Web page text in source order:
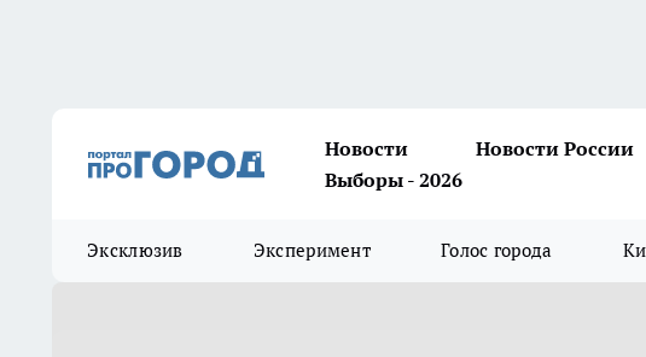
Новости Новости России
Выборы - 2026
Эксклюзив Эксперимент Голос города